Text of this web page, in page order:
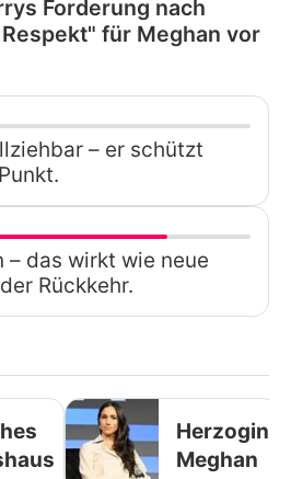
Forderung nach
für Meghan vor
– er schützt
– das wirkt wie neue
Rückkehr.
Herzogin
Meghan